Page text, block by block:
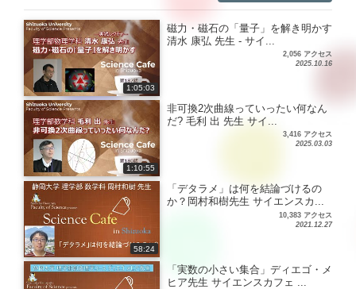
1:05:03
磁力・磁石の「量子」を解き明かす
清水 康弘 先生 - サイ...
2,056 アクセス
2025.10.16
1:10:55
非可換2次曲線っていったい何なん
だ? 毛利 出 先生 サイ...
3,416 アクセス
2025.03.03
58:24
「デタラメ」は何を結論づけるの
か？岡村和樹先生 サイエンスカ...
10,383 アクセス
2021.12.27
「実数の小さい集合」ディエゴ・メ
ヒア先生 サイエンスカフェ ...